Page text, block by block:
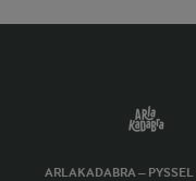
ARLAKADABRA – PYSSEL